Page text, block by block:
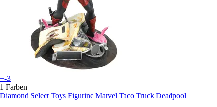
+-3
1 Farben
Diamond Select Toys Figurine Marvel Taco Truck Deadpool